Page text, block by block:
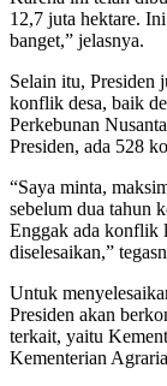
12,7 juta hektare.
banget,” jelasnya.
Selain itu, Presiden
konflik desa, baik
Perkebunan
Presiden, ada 528
“Saya minta,
sebelum dua tahun
Enggak ada konflik
diselesaikan,”
Untuk
Presiden akan
terkait, yaitu
Kementerian